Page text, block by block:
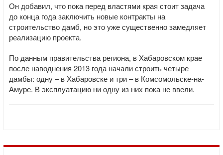
Он добавил, что пока перед властями края стоит задача
до конца года заключить новые контракты на
строительство дамб, но это уже существенно замедляет
реализацию проекта.
По данным правительства региона, в Хабаровском крае
после наводнения 2013 года начали строить четыре
дамбы: одну – в Хабаровске и три – в Комсомольске-на-
Амуре. В эксплуатацию ни одну из них пока не ввели.